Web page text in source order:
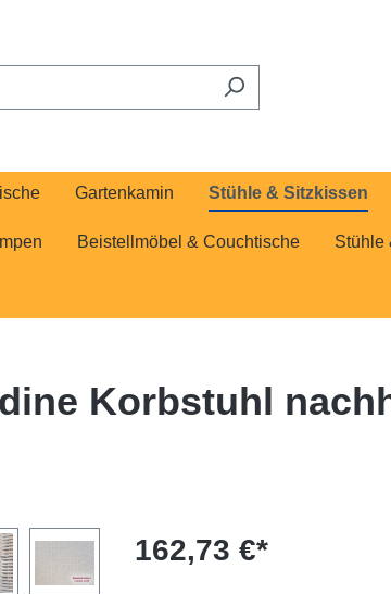
Gartenkamin Stühle & Sitzkissen
Beistellmöbel & Couchtische Stühle
Korbstuhl
162,73 €*